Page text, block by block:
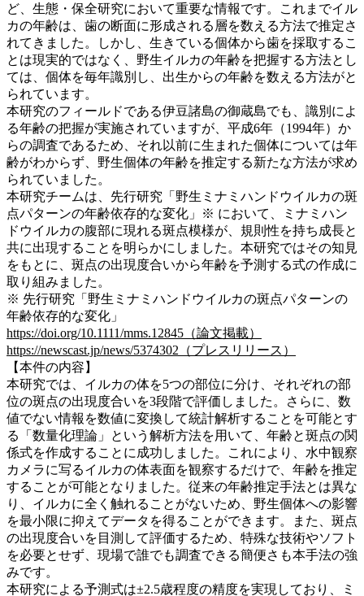
ど、生態・保全研究において重要な情報です。これまでイル
カの年齢は、歯の断面に形成される層を数える方法で推定さ
れてきました。しかし、生きている個体から歯を採取するこ
とは現実的ではなく、野生イルカの年齢を把握する方法とし
ては、個体を毎年識別し、出生からの年齢を数える方法がと
られています。
本研究のフィールドである伊豆諸島の御蔵島でも、識別によ
る年齢の把握が実施されていますが、平成6年（1994年）か
らの調査であるため、それ以前に生まれた個体については年
齢がわからず、野生個体の年齢を推定する新たな方法が求め
られていました。
本研究チームは、先行研究「野生ミナミハンドウイルカの斑
点パターンの年齢依存的な変化」※ において、ミナミハン
ドウイルカの腹部に現れる斑点模様が、規則性を持ち成長と
共に出現することを明らかにしました。本研究ではその知見
をもとに、斑点の出現度合いから年齢を予測する式の作成に
取り組みました。
※ 先行研究「野生ミナミハンドウイルカの斑点パターンの
年齢依存的な変化」
https://doi.org/10.1111/mms.12845（論文掲載）
https://newscast.jp/news/5374302（プレスリリース）
【本件の内容】
本研究では、イルカの体を5つの部位に分け、それぞれの部
位の斑点の出現度合いを3段階で評価しました。さらに、数
値でない情報を数値に変換して統計解析することを可能とす
る「数量化理論」という解析方法を用いて、年齢と斑点の関
係式を作成することに成功しました。これにより、水中観察
カメラに写るイルカの体表面を観察するだけで、年齢を推定
することが可能となりました。従来の年齢推定手法とは異な
り、イルカに全く触れることがないため、野生個体への影響
を最小限に抑えてデータを得ることができます。また、斑点
の出現度合いを目測して評価するため、特殊な技術やソフト
を必要とせず、現場で誰でも調査できる簡便さも本手法の強
みです。
本研究による予測式は±2.5歳程度の精度を実現しており、ミ